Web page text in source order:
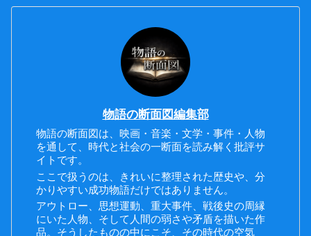
物語の断面図編集部
物語の断面図は、映画・音楽・文学・事件・人物
を通して、時代と社会の一断面を読み解く批評サ
イトです。
ここで扱うのは、きれいに整理された歴史や、分
かりやすい成功物語だけではありません。
アウトロー、思想運動、重大事件、戦後史の周縁
にいた人物、そして人間の弱さや矛盾を描いた作
品。そうしたものの中にこそ、その時代の空気